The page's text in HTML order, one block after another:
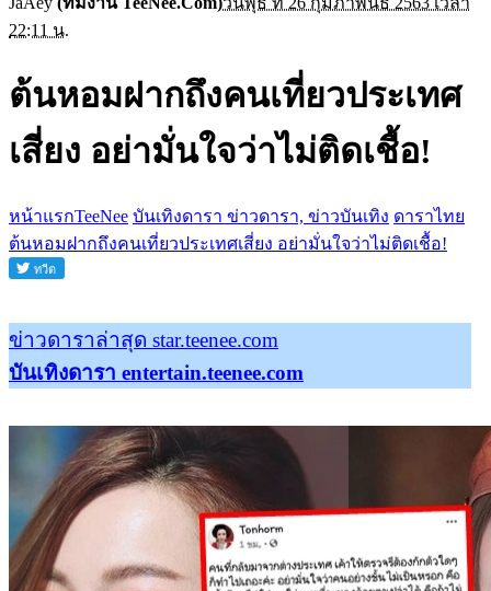
22:11 น.
ต้นหอมฝากถึงคนเที่ยวประเทศ
เสี่ยง อย่ามั่นใจว่าไม่ติดเชื้อ!
หน้าแรกTeeNee บันเทิงดารา ข่าวดารา, ข่าวบันเทิง ดาราไทย
ต้นหอมฝากถึงคนเที่ยวประเทศเสี่ยง อย่ามั่นใจว่าไม่ติดเชื้อ!
ข่าวดาราล่าสุด star.teenee.com
บันเทิงดารา entertain.teenee.com